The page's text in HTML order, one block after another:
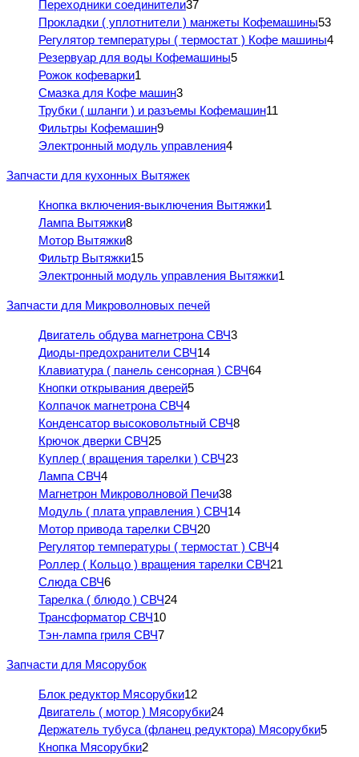
Переходники соединители37
Прокладки ( уплотнители ) манжеты Кофемашины53
Регулятор температуры ( термостат ) Кофе машины4
Резервуар для воды Кофемашины5
Рожок кофеварки1
Смазка для Кофе машин3
Трубки ( шланги ) и разъемы Кофемашин11
Фильтры Кофемашин9
Электронный модуль управления4
Запчасти для кухонных Вытяжек
Кнопка включения-выключения Вытяжки1
Лампа Вытяжки8
Мотор Вытяжки8
Фильтр Вытяжки15
Электронный модуль управления Вытяжки1
Запчасти для Микроволновых печей
Двигатель обдува магнетрона СВЧ3
Диоды-предохранители СВЧ14
Клавиатура ( панель сенсорная ) СВЧ64
Кнопки открывания дверей5
Колпачок магнетрона СВЧ4
Конденсатор высоковольтный СВЧ8
Крючок дверки СВЧ25
Куплер ( вращения тарелки ) СВЧ23
Лампа СВЧ4
Магнетрон Микроволновой Печи38
Модуль ( плата управления ) СВЧ14
Мотор привода тарелки СВЧ20
Регулятор температуры ( термостат ) СВЧ4
Роллер ( Кольцо ) вращения тарелки СВЧ21
Слюда СВЧ6
Тарелка ( блюдо ) СВЧ24
Трансформатор СВЧ10
Тэн-лампа гриля СВЧ7
Запчасти для Мясорубок
Блок редуктор Мясорубки12
Двигатель ( мотор ) Мясорубки24
Держатель тубуса (фланец редуктора) Мясорубки5
Кнопка Мясорубки2